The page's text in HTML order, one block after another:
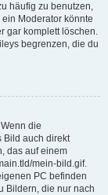
häufig zu benutzen,
Moderator könnte
gar komplett löschen.
begrenzen, die du
die
Bild auch direkt
das auf einem
mein-bild.gif.
PC befinden
Bildern, die nur nach